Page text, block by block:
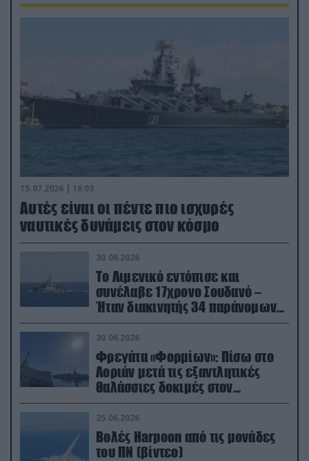
15.07.2026 | 16:03
Aυτές είναι οι πέντε πιο ισχυρές
ναυτικές δυνάμεις στον κόσμο
30.06.2026
Το Λιμενικό εντόπισε και
συνέλαβε 17χρονο Σουδανό –
Ήταν διακινητής 34 παράνομων
μεταναστών
30.06.2026
Φρεγάτα «Φορμίων»: Πίσω στο
Λοριάν μετά τις εξαντλητικές
θαλάσσιες δοκιμές στον
απαιτητικό Βισκαϊκό
25.06.2026
Βολές Harpoon από τις μονάδες
του ΠΝ (βίντεο)